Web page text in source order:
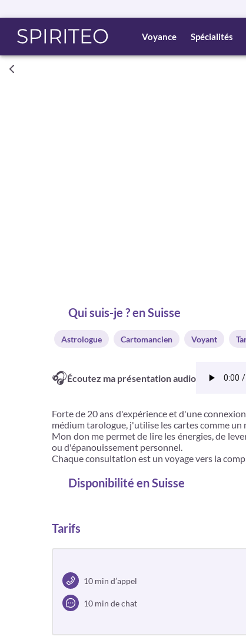
Voyance Spécialités
Qui suis-je ? en Suisse
Astrologue Cartomancien Voyant
🎧Écoutez ma présentation audio
Forte de 20 ans d'expérience et d'une
médium tarologue, j'utilise les cartes comme
Mon don me permet de lire les énergies, de
ou d'épanouissement personnel.
Chaque consultation est un voyage vers la
Disponibilité en Suisse
Tarifs
10 min d’appel
10 min de chat